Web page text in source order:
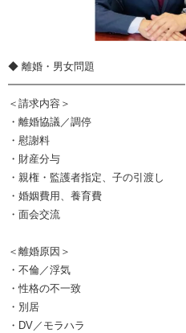
◆ 離婚・男女問題
━━━━━━━━━━━━━━━━━
＜請求内容＞
・離婚協議／調停
・慰謝料
・財産分与
・親権・監護者指定、子の引渡し
・婚姻費用、養育費
・面会交流
＜離婚原因＞
・不倫／浮気
・性格の不一致
・別居
・DV／モラハラ